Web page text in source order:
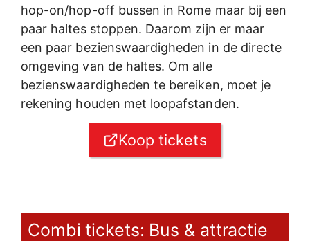
hop-on/hop-off bussen in Rome maar bij een
paar haltes stoppen. Daarom zijn er maar
een paar bezienswaardigheden in de directe
omgeving van de haltes. Om alle
bezienswaardigheden te bereiken, moet je
rekening houden met loopafstanden.
Koop tickets
Combi tickets: Bus & attractie